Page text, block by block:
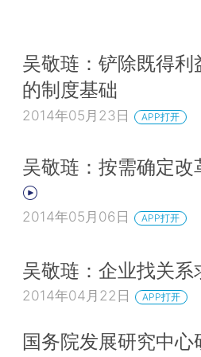
吴敬琏：铲除既得利
的制度基础
2014年05月23日 APP打开
吴敬琏：按需确定改
2014年05月06日 APP打开
吴敬琏：企业找关
2014年04月22日 APP打开
国务院发展研究中